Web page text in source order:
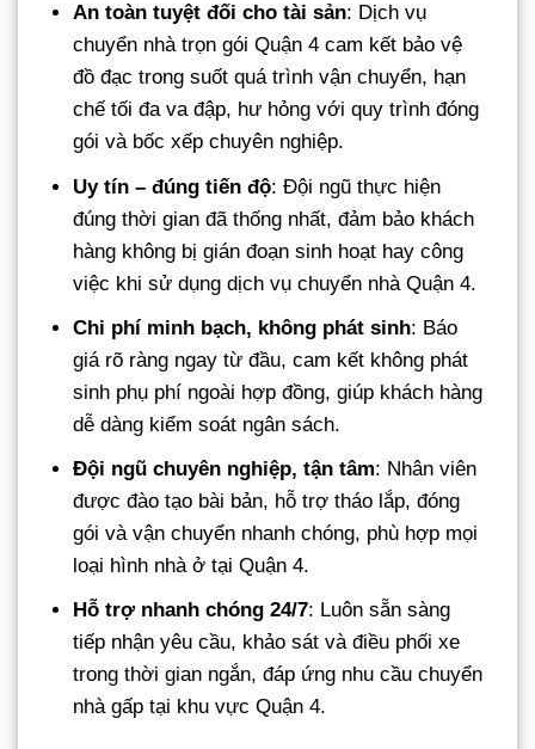
An toàn tuyệt đối cho tài sản: Dịch vụ
chuyển nhà trọn gói Quận 4 cam kết bảo vệ
đồ đạc trong suốt quá trình vận chuyển, hạn
chế tối đa va đập, hư hỏng với quy trình đóng
gói và bốc xếp chuyên nghiệp.
Uy tín – đúng tiến độ: Đội ngũ thực hiện
đúng thời gian đã thống nhất, đảm bảo khách
hàng không bị gián đoạn sinh hoạt hay công
việc khi sử dụng dịch vụ chuyển nhà Quận 4.
Chi phí minh bạch, không phát sinh: Báo
giá rõ ràng ngay từ đầu, cam kết không phát
sinh phụ phí ngoài hợp đồng, giúp khách hàng
dễ dàng kiểm soát ngân sách.
Đội ngũ chuyên nghiệp, tận tâm: Nhân viên
được đào tạo bài bản, hỗ trợ tháo lắp, đóng
gói và vận chuyển nhanh chóng, phù hợp mọi
loại hình nhà ở tại Quận 4.
Hỗ trợ nhanh chóng 24/7: Luôn sẵn sàng
tiếp nhận yêu cầu, khảo sát và điều phối xe
trong thời gian ngắn, đáp ứng nhu cầu chuyển
nhà gấp tại khu vực Quận 4.